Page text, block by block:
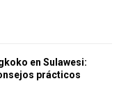
en Sulawesi:
prácticos